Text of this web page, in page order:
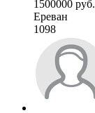
1500000 руб.
Ереван
1098